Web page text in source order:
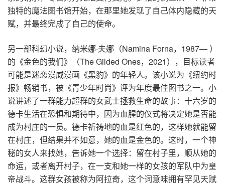
独特的魔法图书馆开始，在那里她发现了自己体内隐藏的天
赋，并最终完成了自己的使命。
另一部科幻小说，纳米娜·夫娜（Namina Forna，1987— ）
的《金色的我们》（The Gilded Ones，2021），目标读者
可能是迷恋漫威漫画《黑豹》的年轻人。该小说为《纽约时
报》畅销书，被《青少年时尚》评为年度最佳图书之一。小
说讲述了一群能力超群的女武士拯救生命的故事：十六岁的
德卡生活在恐惧和期待中，因为血腥的仪式将决定她是否能
成为村庄的一员。德卡祈祷地的血是红色的，这样她就能留
在村庄，但结果并不如意，她的血是金色的。这时，一个神
秘的女人来找她，告诉她一个选择：留在村子里，顺从她的
命运，或者离开村子，在一支和她一样的女孩的军队中为皇
帝战斗。这群女孩被称为阿拉奇，这个词意味拥有罕见天赋